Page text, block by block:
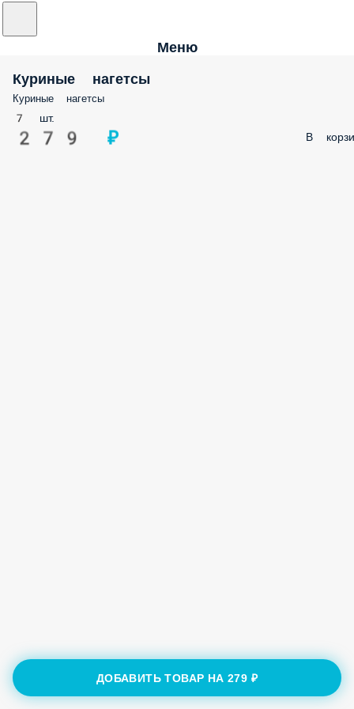
Меню
Куриные нагетсы
Куриные нагетсы
7 шт.
279 ₽ В
ДОБАВИТЬ ТОВАР НА279 ₽